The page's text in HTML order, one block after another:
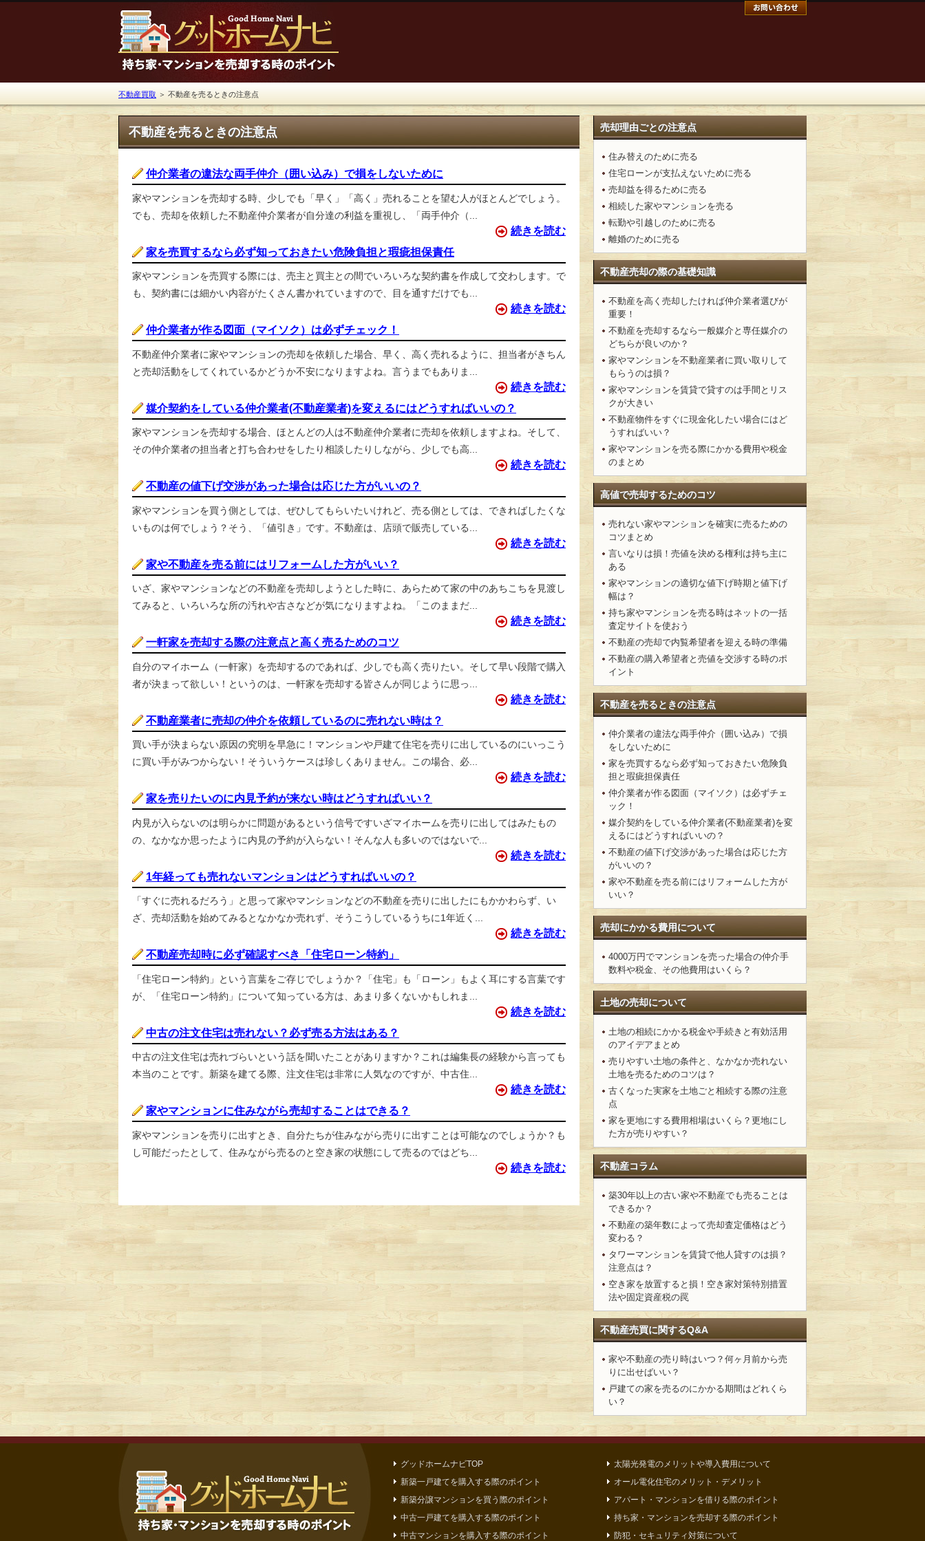
不動産買取 ＞ 不動産を売るときの注意点
不動産を売るときの注意点
仲介業者の違法な両手仲介（囲い込み）で損をしないために
家やマンションを売却する時、少しでも「早く」「高く」売れることを望む人がほとんどでしょう。
でも、売却を依頼した不動産仲介業者が自分達の利益を重視し、「両手仲介（...
続きを読む
家を売買するなら必ず知っておきたい危険負担と瑕疵担保責任
家やマンションを売買する際には、売主と買主との間でいろいろな契約書を作成して交わします。で
も、契約書には細かい内容がたくさん書かれていますので、目を通すだけでも...
続きを読む
仲介業者が作る図面（マイソク）は必ずチェック！
不動産仲介業者に家やマンションの売却を依頼した場合、早く、高く売れるように、担当者がきちん
と売却活動をしてくれているかどうか不安になりますよね。言うまでもありま...
続きを読む
媒介契約をしている仲介業者(不動産業者)を変えるにはどうすればいいの？
家やマンションを売却する場合、ほとんどの人は不動産仲介業者に売却を依頼しますよね。そして、
その仲介業者の担当者と打ち合わせをしたり相談したりしながら、少しでも高...
続きを読む
不動産の値下げ交渉があった場合は応じた方がいいの？
家やマンションを買う側としては、ぜひしてもらいたいけれど、売る側としては、できればしたくな
いものは何でしょう？そう、「値引き」です。不動産は、店頭で販売している...
続きを読む
家や不動産を売る前にはリフォームした方がいい？
いざ、家やマンションなどの不動産を売却しようとした時に、あらためて家の中のあちこちを見渡し
てみると、いろいろな所の汚れや古さなどが気になりますよね。「このままだ...
続きを読む
一軒家を売却する際の注意点と高く売るためのコツ
自分のマイホーム（一軒家）を売却するのであれば、少しでも高く売りたい。そして早い段階で購入
者が決まって欲しい！というのは、一軒家を売却する皆さんが同じように思っ...
続きを読む
不動産業者に売却の仲介を依頼しているのに売れない時は？
買い手が決まらない原因の究明を早急に！マンションや戸建て住宅を売りに出しているのにいっこう
に買い手がみつからない！そういうケースは珍しくありません。この場合、必...
続きを読む
家を売りたいのに内見予約が来ない時はどうすればいい？
内見が入らないのは明らかに問題があるという信号ですいざマイホームを売りに出してはみたもの
の、なかなか思ったように内見の予約が入らない！そんな人も多いのではないで...
続きを読む
1年経っても売れないマンションはどうすればいいの？
「すぐに売れるだろう」と思って家やマンションなどの不動産を売りに出したにもかかわらず、い
ざ、売却活動を始めてみるとなかなか売れず、そうこうしているうちに1年近く...
続きを読む
不動産売却時に必ず確認すべき「住宅ローン特約」
「住宅ローン特約」という言葉をご存じでしょうか？「住宅」も「ローン」もよく耳にする言葉です
が、「住宅ローン特約」について知っている方は、あまり多くないかもしれま...
続きを読む
中古の注文住宅は売れない？必ず売る方法はある？
中古の注文住宅は売れづらいという話を聞いたことがありますか？これは編集長の経験から言っても
本当のことです。新築を建てる際、注文住宅は非常に人気なのですが、中古住...
続きを読む
家やマンションに住みながら売却することはできる？
家やマンションを売りに出すとき、自分たちが住みながら売りに出すことは可能なのでしょうか？も
し可能だったとして、住みながら売るのと空き家の状態にして売るのではどち...
続きを読む
売却理由ごとの注意点
住み替えのために売る
住宅ローンが支払えないために売る
売却益を得るために売る
相続した家やマンションを売る
転勤や引越しのために売る
離婚のために売る
不動産売却の際の基礎知識
不動産を高く売却したければ仲介業者選びが
重要！
不動産を売却するなら一般媒介と専任媒介の
どちらが良いのか？
家やマンションを不動産業者に買い取りして
もらうのは損？
家やマンションを賃貸で貸すのは手間とリス
クが大きい
不動産物件をすぐに現金化したい場合にはど
うすればいい？
家やマンションを売る際にかかる費用や税金
のまとめ
高値で売却するためのコツ
売れない家やマンションを確実に売るための
コツまとめ
言いなりは損！売値を決める権利は持ち主に
ある
家やマンションの適切な値下げ時期と値下げ
幅は？
持ち家やマンションを売る時はネットの一括
査定サイトを使おう
不動産の売却で内覧希望者を迎える時の準備
不動産の購入希望者と売値を交渉する時のポ
イント
不動産を売るときの注意点
仲介業者の違法な両手仲介（囲い込み）で損
をしないために
家を売買するなら必ず知っておきたい危険負
担と瑕疵担保責任
仲介業者が作る図面（マイソク）は必ずチェ
ック！
媒介契約をしている仲介業者(不動産業者)を変
えるにはどうすればいいの？
不動産の値下げ交渉があった場合は応じた方
がいいの？
家や不動産を売る前にはリフォームした方が
いい？
売却にかかる費用について
4000万円でマンションを売った場合の仲介手
数料や税金、その他費用はいくら？
土地の売却について
土地の相続にかかる税金や手続きと有効活用
のアイデアまとめ
売りやすい土地の条件と、なかなか売れない
土地を売るためのコツは？
古くなった実家を土地ごと相続する際の注意
点
家を更地にする費用相場はいくら？更地にし
た方が売りやすい？
不動産コラム
築30年以上の古い家や不動産でも売ることは
できるか？
不動産の築年数によって売却査定価格はどう
変わる？
タワーマンションを賃貸で他人貸すのは損？
注意点は？
空き家を放置すると損！空き家対策特別措置
法や固定資産税の罠
不動産売買に関するQ&A
家や不動産の売り時はいつ？何ヶ月前から売
りに出せばいい？
戸建ての家を売るのにかかる期間はどれくら
い？
グッドホームナビTOP
新築一戸建てを購入する際のポイント
新築分譲マンションを買う際のポイント
中古一戸建てを購入する際のポイント
中古マンションを購入する際のポイント
太陽光発電のメリットや導入費用について
オール電化住宅のメリット・デメリット
アパート・マンションを借りる際のポイント
持ち家・マンションを売却する際のポイント
防犯・セキュリティ対策について